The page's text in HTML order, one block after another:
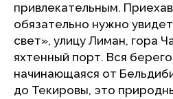
привлекательным.
обязательно нужно
свет», улицу Лиман, гора
яхтенный порт. Вся
начинающаяся от
до Текировы, это